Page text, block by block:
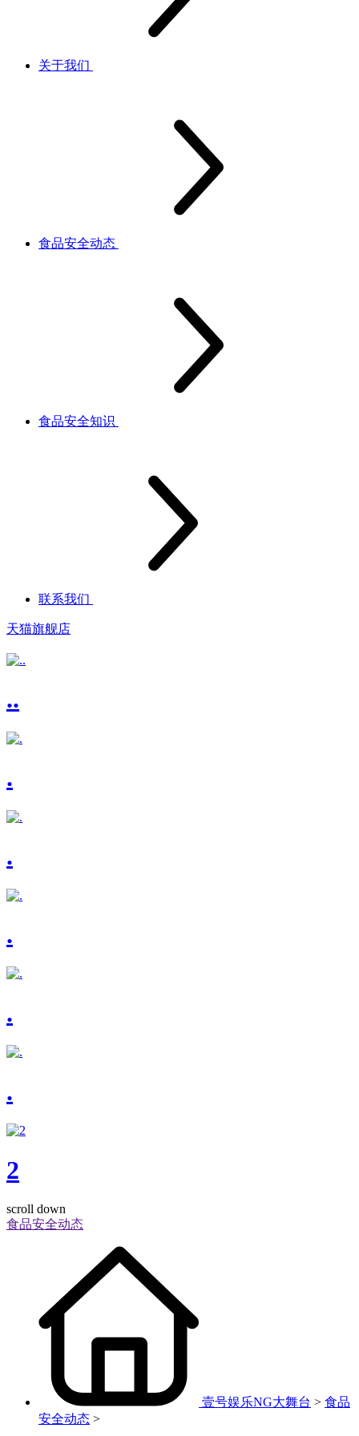
关于我们
食品安全动态
食品安全知识
联系我们
天猫旗舰店
..
.
.
.
.
.
2
scroll down
食品安全动态
壹号娱乐NG大舞台 > 食品
安全动态 >